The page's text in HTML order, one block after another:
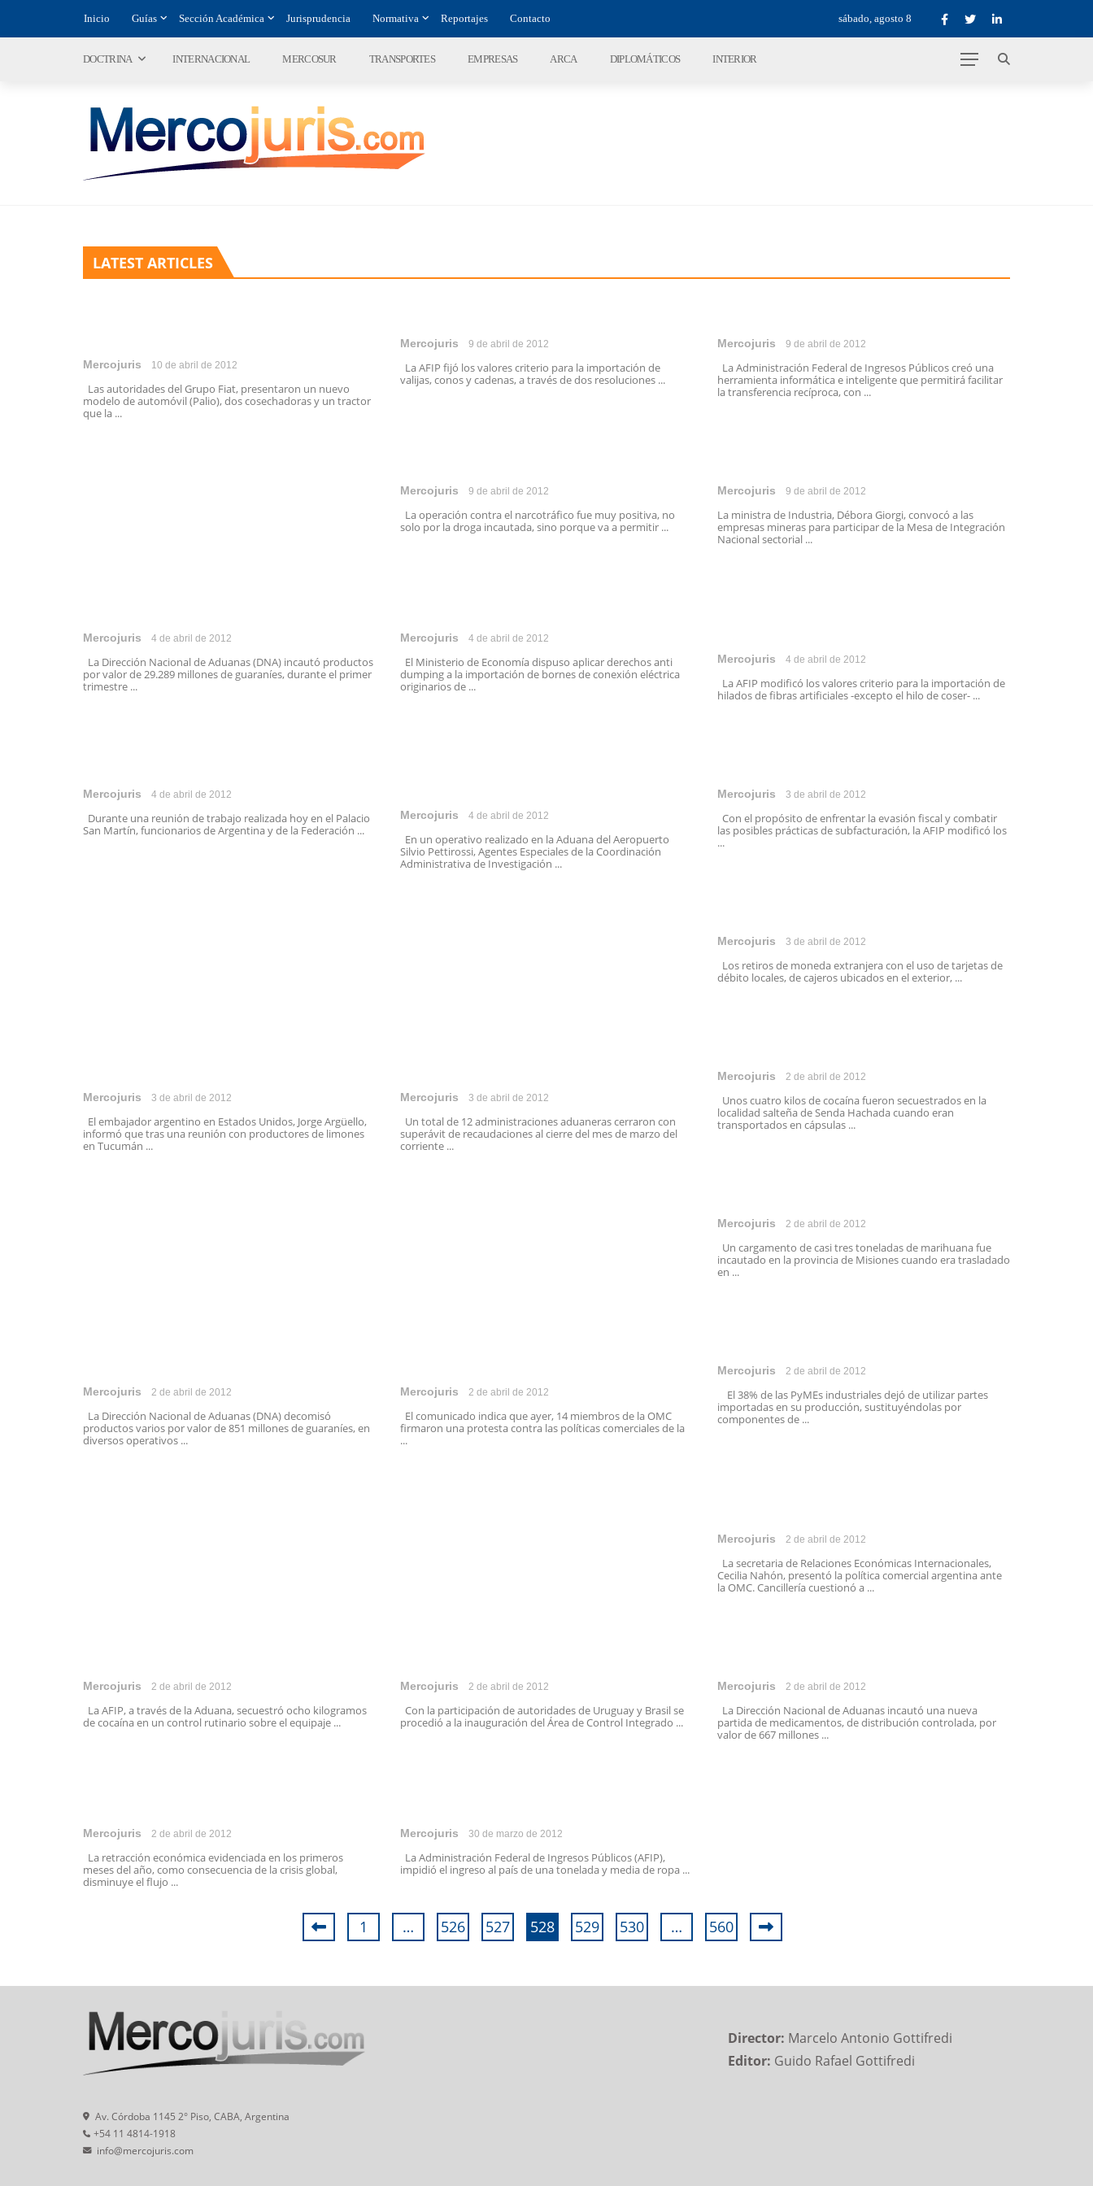
Inicio Guías Sección Académica Jurisprudencia Normativa Reportajes Contacto sábado, agosto 8
DOCTRINA INTERNACIONAL MERCOSUR TRANSPORTES EMPRESAS ARCA DIPLOMÁTICOS INTERIOR
LATEST ARTICLES
Mercojuris 10 de abril de 2012
Las autoridades del Grupo Fiat, presentaron un nuevo
modelo de automóvil (Palio), dos cosechadoras y un tractor
que la ...
Mercojuris 9 de abril de 2012
La AFIP fijó los valores criterio para la importación de
valijas, conos y cadenas, a través de dos resoluciones ...
Mercojuris 9 de abril de 2012
La Administración Federal de Ingresos Públicos creó una
herramienta informática e inteligente que permitirá facilitar
la transferencia recíproca, con ...
Mercojuris 9 de abril de 2012
La operación contra el narcotráfico fue muy positiva, no
solo por la droga incautada, sino porque va a permitir ...
Mercojuris 9 de abril de 2012
La ministra de Industria, Débora Giorgi, convocó a las
empresas mineras para participar de la Mesa de Integración
Nacional sectorial ...
Mercojuris 4 de abril de 2012
La Dirección Nacional de Aduanas (DNA) incautó productos
por valor de 29.289 millones de guaraníes, durante el primer
trimestre ...
Mercojuris 4 de abril de 2012
El Ministerio de Economía dispuso aplicar derechos anti
dumping a la importación de bornes de conexión eléctrica
originarios de ...
Mercojuris 4 de abril de 2012
La AFIP modificó los valores criterio para la importación de
hilados de fibras artificiales -excepto el hilo de coser- ...
Mercojuris 4 de abril de 2012
Durante una reunión de trabajo realizada hoy en el Palacio
San Martín, funcionarios de Argentina y de la Federación ...
Mercojuris 4 de abril de 2012
En un operativo realizado en la Aduana del Aeropuerto
Silvio Pettirossi, Agentes Especiales de la Coordinación
Administrativa de Investigación ...
Mercojuris 3 de abril de 2012
Con el propósito de enfrentar la evasión fiscal y combatir
las posibles prácticas de subfacturación, la AFIP modificó los
...
Mercojuris 3 de abril de 2012
Los retiros de moneda extranjera con el uso de tarjetas de
débito locales, de cajeros ubicados en el exterior, ...
Mercojuris 3 de abril de 2012
El embajador argentino en Estados Unidos, Jorge Argüello,
informó que tras una reunión con productores de limones
en Tucumán ...
Mercojuris 3 de abril de 2012
Un total de 12 administraciones aduaneras cerraron con
superávit de recaudaciones al cierre del mes de marzo del
corriente ...
Mercojuris 2 de abril de 2012
Unos cuatro kilos de cocaína fueron secuestrados en la
localidad salteña de Senda Hachada cuando eran
transportados en cápsulas ...
Mercojuris 2 de abril de 2012
Un cargamento de casi tres toneladas de marihuana fue
incautado en la provincia de Misiones cuando era trasladado
en ...
Mercojuris 2 de abril de 2012
La Dirección Nacional de Aduanas (DNA) decomisó
productos varios por valor de 851 millones de guaraníes, en
diversos operativos ...
Mercojuris 2 de abril de 2012
El comunicado indica que ayer, 14 miembros de la OMC
firmaron una protesta contra las políticas comerciales de la
...
Mercojuris 2 de abril de 2012
El 38% de las PyMEs industriales dejó de utilizar partes
importadas en su producción, sustituyéndolas por
componentes de ...
Mercojuris 2 de abril de 2012
La secretaria de Relaciones Económicas Internacionales,
Cecilia Nahón, presentó la política comercial argentina ante
la OMC. Cancillería cuestionó a ...
Mercojuris 2 de abril de 2012
La AFIP, a través de la Aduana, secuestró ocho kilogramos
de cocaína en un control rutinario sobre el equipaje ...
Mercojuris 2 de abril de 2012
Con la participación de autoridades de Uruguay y Brasil se
procedió a la inauguración del Área de Control Integrado ...
Mercojuris 2 de abril de 2012
La Dirección Nacional de Aduanas incautó una nueva
partida de medicamentos, de distribución controlada, por
valor de 667 millones ...
Mercojuris 2 de abril de 2012
La retracción económica evidenciada en los primeros
meses del año, como consecuencia de la crisis global,
disminuye el flujo ...
Mercojuris 30 de marzo de 2012
La Administración Federal de Ingresos Públicos (AFIP),
impidió el ingreso al país de una tonelada y media de ropa ...
1 … 526 527 528 529 530 … 560
Av. Córdoba 1145 2° Piso, CABA, Argentina
+54 11 4814-1918
info@mercojuris.com
Director: Marcelo Antonio Gottifredi
Editor: Guido Rafael Gottifredi